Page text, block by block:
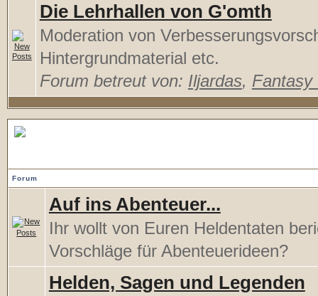
Die Lehrhallen von G'omth
Moderation von
Hintergrundmaterial etc.
Forum betreut von: Iljardas, Fantasy
Forum
Auf ins Abenteuer...
Ihr wollt von Euren Heldentaten
Vorschläge für Abenteuerideen?
Helden, Sagen und Legenden